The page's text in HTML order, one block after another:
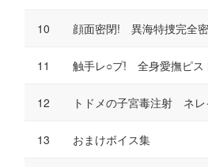
顔面密閉! 異海特捜完全
触手レ○プ! 全身愛撫ピス
トドメの子宮毒注射 ネ
おまけボイス集